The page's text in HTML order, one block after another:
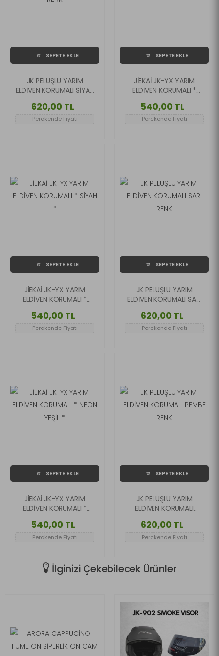
SEPETE EKLE
JK PELUŞLU YARIM
ELDİVEN KORUMALI SİYAH
620,00 TL
Perakende Fiyatı
SEPETE EKLE
JİEKAİ JK-YX YARIM
ELDİVEN KORUMALI *
540,00 TL
Perakende Fiyatı
SEPETE EKLE
JİEKAİ JK-YX YARIM
ELDİVEN KORUMALI *
540,00 TL
Perakende Fiyatı
SEPETE EKLE
JK PELUŞLU YARIM
ELDİVEN KORUMALI SARI
620,00 TL
Perakende Fiyatı
SEPETE EKLE
JİEKAİ JK-YX YARIM
ELDİVEN KORUMALI *
540,00 TL
Perakende Fiyatı
SEPETE EKLE
JK PELUŞLU YARIM
ELDİVEN KORUMALI
620,00 TL
Perakende Fiyatı
İlginizi Çekebilecek Ürünler